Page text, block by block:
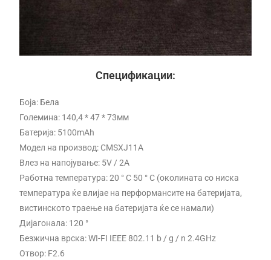
Спецификации:
Боја: Бела
Големина: 140,4 * 47 * 73мм
Батерија: 5100mAh
Модел на производ: CMSXJ11A
Влез на напојување: 5V / 2A
Работна температура: 20 ° C 50 ° C (околината со ниска
температура ќе влијае на перформансите на батеријата,
вистинското траење на батеријата ќе се намали)
Дијагонала: 120 °
Безжична врска: WI-FI IEEE 802.11 b / g / n 2.4GHz
Отвор: F2.6